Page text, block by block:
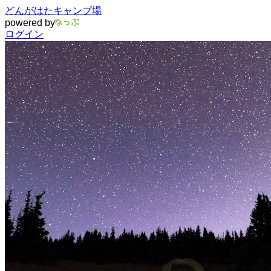
どんがはたキャンプ場
powered by
ログイン